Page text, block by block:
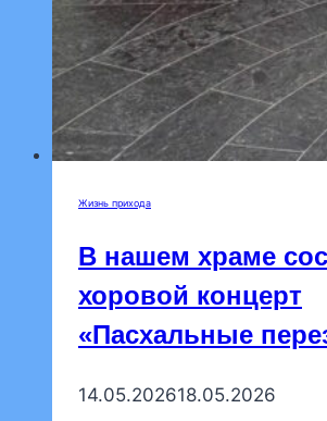
Жизнь прихода
В нашем храме
хоровой концерт
«Пасхальные
14.05.202618.05.2026